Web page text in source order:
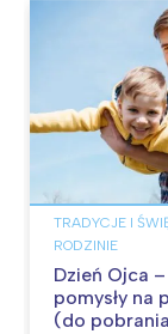
TRADYCJE I
RODZINIE
Dzień Ojca –
pomysły na
(do